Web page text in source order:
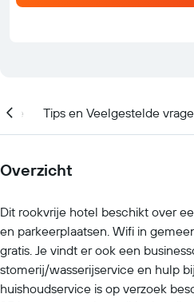
Tips en Veelgestelde
Overzicht
Dit rookvrije hotel beschikt over
en parkeerplaatsen. Wifi in
gratis. Je vindt er ook een
stomerij/wasserijservice en hulp
huishoudservice is op verzoek